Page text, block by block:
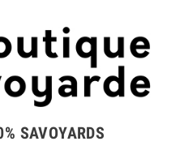
SAVOYARDS